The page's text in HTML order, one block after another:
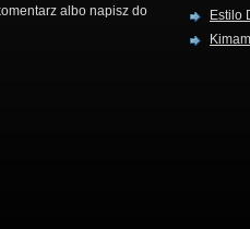
albo napisz do
Estilo